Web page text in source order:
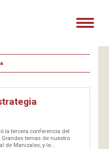
la tercera conferencia del
Grandes temas de nuestro
de Manizales, y le